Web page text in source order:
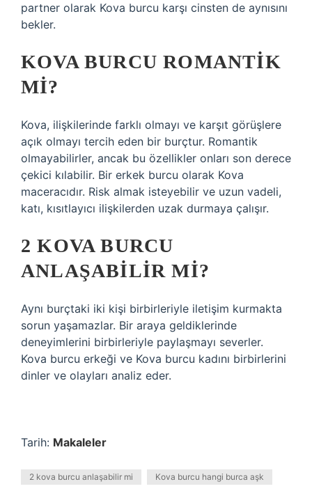
partner olarak Kova burcu karşı cinsten de aynısını
bekler.
KOVA BURCU ROMANTIK
MI?
Kova, ilişkilerinde farklı olmayı ve karşıt görüşlere
açık olmayı tercih eden bir burçtur. Romantik
olmayabilirler, ancak bu özellikler onları son derece
çekici kılabilir. Bir erkek burcu olarak Kova
maceracıdır. Risk almak isteyebilir ve uzun vadeli,
katı, kısıtlayıcı ilişkilerden uzak durmaya çalışır.
2 KOVA BURCU
ANLAŞABILIR MI?
Aynı burçtaki iki kişi birbirleriyle iletişim kurmakta
sorun yaşamazlar. Bir araya geldiklerinde
deneyimlerini birbirleriyle paylaşmayı severler.
Kova burcu erkeği ve Kova burcu kadını birbirlerini
dinler ve olayları analiz eder.
Tarih: Makaleler
2 kova burcu anlaşabilir mi Kova burcu hangi burca aşk